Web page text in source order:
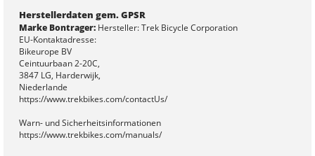
Herstellerdaten gem. GPSR
Marke Bontrager:Hersteller: Trek Bicycle Corporation
EU-Kontaktadresse:
Bikeurope BV
Ceintuurbaan 2-20C,
3847 LG, Harderwijk,
Niederlande
https://www.trekbikes.com/contactUs/
Warn- und Sicherheitsinformationen
https://www.trekbikes.com/manuals/